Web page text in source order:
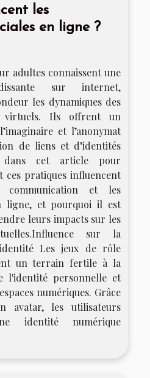
les
en ligne ?
adultes connaissent une
sur internet,
les dynamiques des
virtuels. Ils offrent un
et l’anonymat
de liens et d’identités
dans cet article pour
ces pratiques influencent
et les
ligne, et pourquoi il est
leurs impacts sur les
sur la
Les jeux de rôle
un terrain fertile à la
l'identité personnelle et
numériques. Grâce
avatar, les utilisateurs
identité numérique